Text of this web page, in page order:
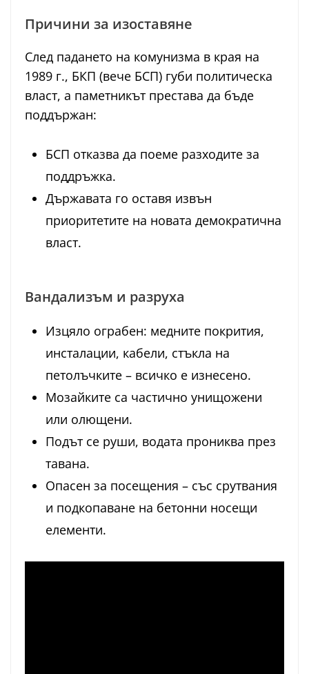
Причини за изоставяне
След падането на комунизма в края на
1989 г., БКП (вече БСП) губи политическа
власт, а паметникът престава да бъде
поддържан:
БСП отказва да поеме разходите за
поддръжка.
Държавата го оставя извън
приоритетите на новата демократична
власт.
Вандализъм и разруха
Изцяло ограбен: медните покрития,
инсталации, кабели, стъкла на
петолъчките – всичко е изнесено.
Мозайките са частично унищожени
или олющени.
Подът се руши, водата прониква през
тавана.
Опасен за посещения – със срутвания
и подкопаване на бетонни носещи
елементи.